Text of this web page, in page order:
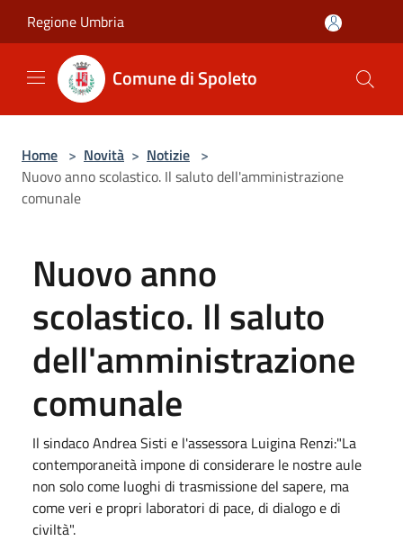
Regione Umbria
Comune di Spoleto
Home > Novità > Notizie >
Nuovo anno scolastico. Il saluto dell'amministrazione
comunale
Nuovo anno
scolastico. Il saluto
dell'amministrazione
comunale
Il sindaco Andrea Sisti e l'assessora Luigina Renzi:"La
contemporaneità impone di considerare le nostre aule
non solo come luoghi di trasmissione del sapere, ma
come veri e propri laboratori di pace, di dialogo e di
civiltà".